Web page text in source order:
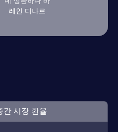
레인 디나르
간 시장 환율